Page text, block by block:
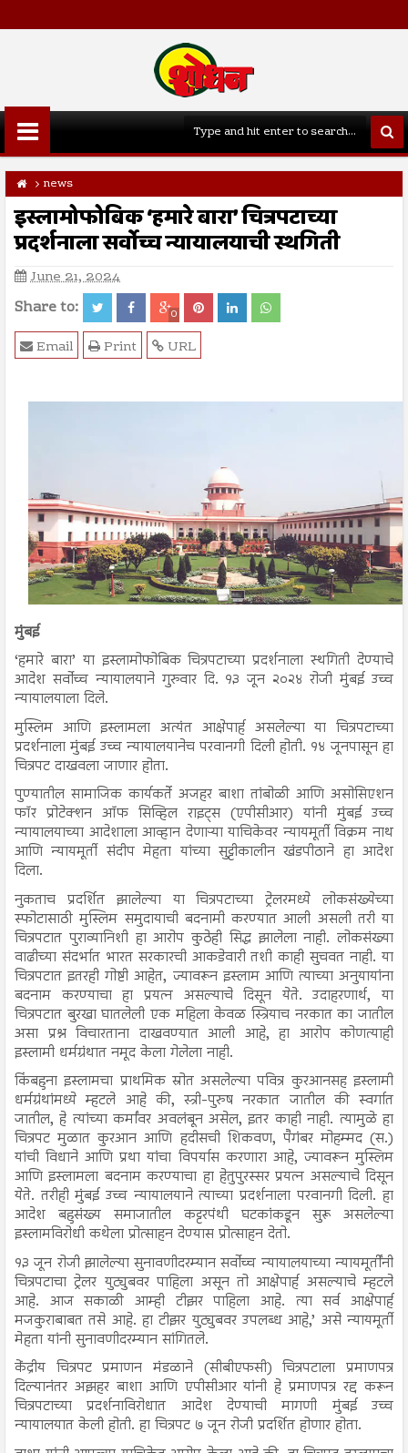
news
इस्लामोफोबिक ‘हमारे बारा’ चित्रपटाच्या
प्रदर्शनाला सर्वोच्च न्यायालयाची स्थगिती
June 21, 2024
Share to: 0
URL
Print
Email
मुंबई
‘हमारे बारा’ या इस्लामोफोबिक चित्रपटाच्या प्रदर्शनाला स्थगिती देण्याचे
आदेश सर्वोच्च न्यायालयाने गुरुवार दि. १३ जून २०२४ रोजी मुंबई उच्च
न्यायालयाला दिले.
मुस्लिम आणि इस्लामला अत्यंत आक्षेपार्ह असलेल्या या चित्रपटाच्या
प्रदर्शनाला मुंबई उच्च न्यायालयानेच परवानगी दिली होती. १४ जूनपासून हा
चित्रपट दाखवला जाणार होता.
पुण्यातील सामाजिक कार्यकर्ते अजहर बाशा तांबोळी आणि असोसिएशन
फॉर प्रोटेक्शन ऑफ सिव्हिल राइट्स (एपीसीआर) यांनी मुंबई उच्च
न्यायालयाच्या आदेशाला आव्हान देणाऱ्या याचिकेवर न्यायमूर्ती विक्रम नाथ
आणि न्यायमूर्ती संदीप मेहता यांच्या सुट्टीकालीन खंडपीठाने हा आदेश
दिला.
नुकताच प्रदर्शित झालेल्या या चित्रपटाच्या ट्रेलरमध्ये लोकसंख्येच्या
स्फोटासाठी मुस्लिम समुदायाची बदनामी करण्यात आली असली तरी या
चित्रपटात पुराव्यानिशी हा आरोप कुठेही सिद्ध झालेला नाही. लोकसंख्या
वाढीच्या संदर्भात भारत सरकारची आकडेवारी तशी काही सुचवत नाही. या
चित्रपटात इतरही गोष्टी आहेत, ज्यावरून इस्लाम आणि त्याच्या अनुयायांना
बदनाम करण्याचा हा प्रयत्न असल्याचे दिसून येते. उदाहरणार्थ, या
चित्रपटात बुरखा घातलेली एक महिला केवळ स्त्रियाच नरकात का जातील
असा प्रश्न विचारताना दाखवण्यात आली आहे, हा आरोप कोणत्याही
इस्लामी धर्मग्रंथात नमूद केला गेलेला नाही.
किंबहुना इस्लामचा प्राथमिक स्रोत असलेल्या पवित्र कुरआनसह इस्लामी
धर्मग्रंथांमध्ये म्हटले आहे की, स्त्री-पुरुष नरकात जातील की स्वर्गात
जातील, हे त्यांच्या कर्मांवर अवलंबून असेल, इतर काही नाही. त्यामुळे हा
चित्रपट मुळात कुरआन आणि हदीसची शिकवण, पैगंबर मोहम्मद (स.)
यांची विधाने आणि प्रथा यांचा विपर्यास करणारा आहे, ज्यावरून मुस्लिम
आणि इस्लामला बदनाम करण्याचा हा हेतुपुरस्सर प्रयत्न असल्याचे दिसून
येते. तरीही मुंबई उच्च न्यायालयाने त्याच्या प्रदर्शनाला परवानगी दिली. हा
आदेश बहुसंख्य समाजातील कट्टरपंथी घटकांकडून सुरू असलेल्या
इस्लामविरोधी कथेला प्रोत्साहन देण्यास प्रोत्साहन देतो.
१३ जून रोजी झालेल्या सुनावणीदरम्यान सर्वोच्च न्यायालयाच्या न्यायमूर्तींनी
चित्रपटाचा ट्रेलर युट्युबवर पाहिला असून तो आक्षेपार्ह असल्याचे म्हटले
आहे. आज सकाळी आम्ही टीझर पाहिला आहे. त्या सर्व आक्षेपार्ह
मजकुराबाबत तसे आहे. हा टीझर युट्युबवर उपलब्ध आहे,’ असे न्यायमूर्ती
मेहता यांनी सुनावणीदरम्यान सांगितले.
केंद्रीय चित्रपट प्रमाणन मंडळाने (सीबीएफसी) चित्रपटाला प्रमाणपत्र
दिल्यानंतर अझहर बाशा आणि एपीसीआर यांनी हे प्रमाणपत्र रद्द करून
चित्रपटाच्या प्रदर्शनाविरोधात आदेश देण्याची मागणी मुंबई उच्च
न्यायालयात केली होती. हा चित्रपट ७ जून रोजी प्रदर्शित होणार होता.